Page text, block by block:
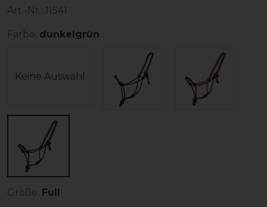
Art.-Nr.: 11541
Farbe: dunkelgrün
Keine Auswahl
Größe: Full